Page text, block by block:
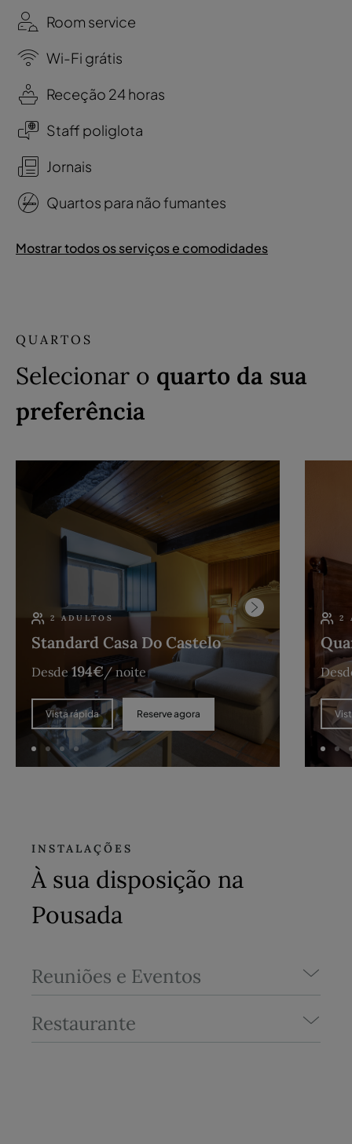
Room service
Wi-Fi grátis
Receção 24 horas
Staff poliglota
Jornais
Quartos para não fumantes
Mostrar todos os serviços e comodidades
QUARTOS
Selecionar o quarto da sua
preferência
2 ADULTOS
Standard Casa Do Castelo
Desde 194€/ noite
Vista rápida Reserve agora
2
INSTALAÇÕES
À sua disposição na
Pousada
Reuniões e Eventos
Restaurante